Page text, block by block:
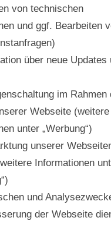
von technischen
und ggf. Bearbeiten
über neue Updates
im Rahmen
Webseite (weitere
unter „Werbung“)
unserer
Informationen
und
der Webseite